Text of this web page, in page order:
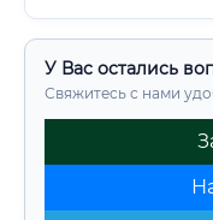
У Вас остались
Свяжитесь с нами